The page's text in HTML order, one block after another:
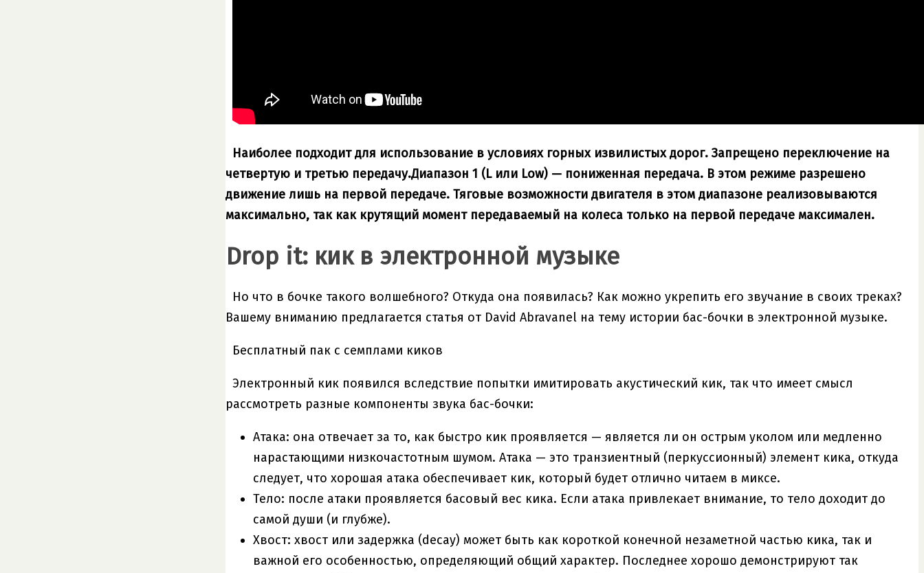
Наиболее подходит для использование в условиях горных извилистых дорог. Запрещено переключение на
четвертую и третью передачу.Диапазон 1 (L или Low) — пониженная передача. В этом режиме разрешено
движение лишь на первой передаче. Тяговые возможности двигателя в этом диапазоне реализовываются
максимально, так как крутящий момент передаваемый на колеса только на первой передаче максимален.
Drop it: кик в электронной музыке
Но что в бочке такого волшебного? Откуда она появилась? Как можно укрепить его звучание в своих треках?
Вашему вниманию предлагается статья от David Abravanel на тему истории бас-бочки в электронной музыке.
Бесплатный пак с семплами киков
Электронный кик появился вследствие попытки имитировать акустический кик, так что имеет смысл
рассмотреть разные компоненты звука бас-бочки:
Атака: она отвечает за то, как быстро кик проявляется — является ли он острым уколом или медленно
нарастающими низкочастотным шумом. Атака — это транзиентный (перкуссионный) элемент кика, откуда
следует, что хорошая атака обеспечивает кик, который будет отлично читаем в миксе.
Тело: после атаки проявляется басовый вес кика. Если атака привлекает внимание, то тело доходит до
самой души (и глубже).
Хвост: хвост или задержка (decay) может быть как короткой конечной незаметной частью кика, так и
важной его особенностью, определяющий общий характер. Последнее хорошо демонстрируют так